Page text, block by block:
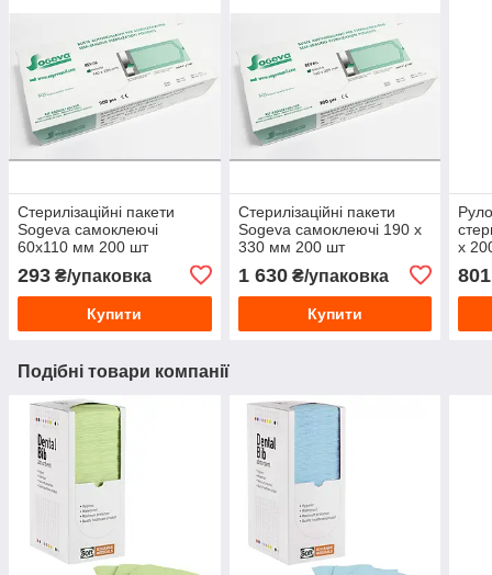
Стерилізаційні пакети
Sogeva самоклеючі
60х110 мм 200 шт
293 ₴/упаковка
Купити
Стерилізаційні пакети
Sogeva самоклеючі 190 х
330 мм 200 шт
1 630₴/упаковка
Купити
х
801
Подібні товари компанії